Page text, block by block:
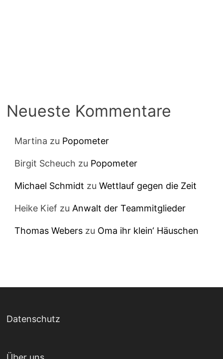
Neueste Kommentare
Martina zu Popometer
Birgit Scheuch zu Popometer
Michael Schmidt zuWettlauf gegen die Zeit
Heike Kief zu Anwalt der Teammitglieder
Thomas Webers zu Oma ihr klein‘ Häuschen
Datenschutz